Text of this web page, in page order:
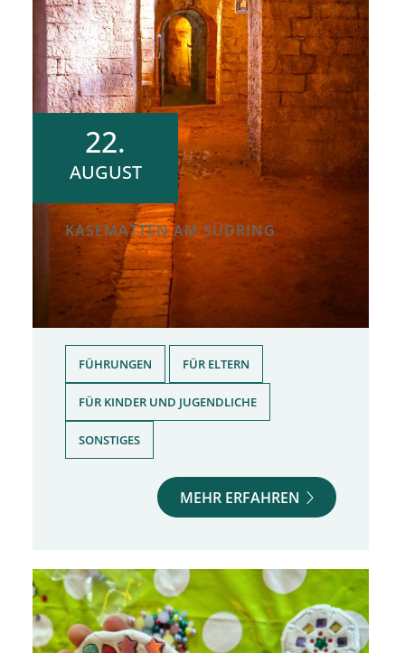
22.
AUGUST
KASEMATTEN AM SÜDRING
Samstag, 22.08.2026
15.30 Uhr
Familienführung in den
Kasematten
FÜHRUNGEN FÜR ELTERN
FÜR KINDER UND JUGENDLICHE
SONSTIGES
MEHR ERFAHREN